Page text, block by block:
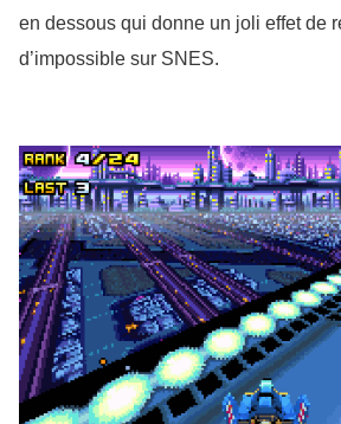
en dessous qui donne un joli effet de
d’impossible sur SNES.